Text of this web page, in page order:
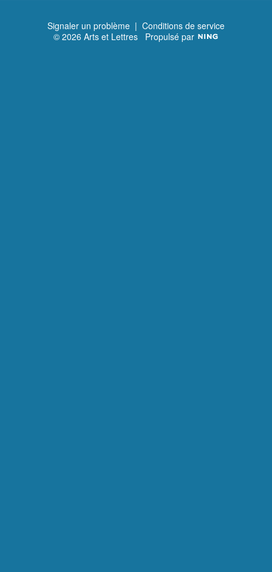
Signaler un problème | Conditions de service
© 2026 Arts et Lettres Propulsé par